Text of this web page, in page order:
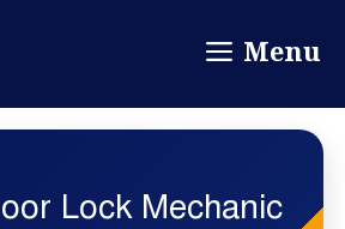
Menu
Lock Mechanic